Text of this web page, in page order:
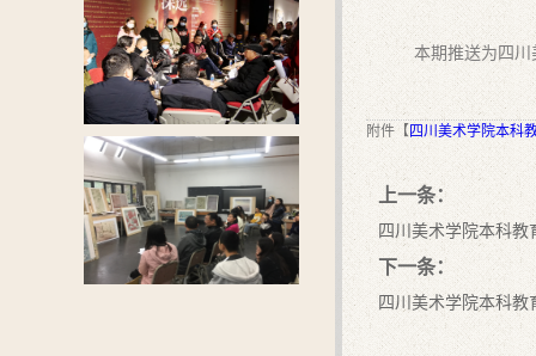
本期推送为四
附件【 四川美术学院本科
上一条：
四川美术学院本科
下一条：
四川美术学院本科